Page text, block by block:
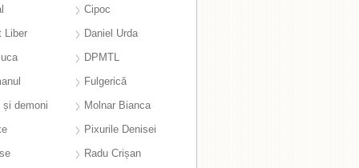
Cipoc
Liber
Daniel Urda
DPMTL
Fulgerică
și demoni
Molnar Bianca
Pixurile Denisei
Radu Crișan